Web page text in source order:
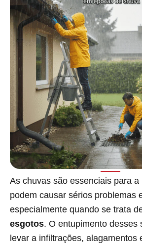
As chuvas são essenciais para a
podem causar sérios problemas
especialmente quando se trata
esgotos. O entupimento desses
levar a infiltrações, alagamentos